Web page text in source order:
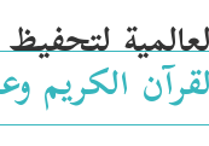
الكريم